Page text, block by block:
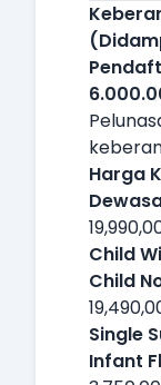
Harga
Child
Child
Single
Infant